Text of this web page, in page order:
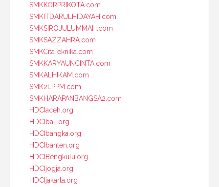
SMKKORPRIKOTA.com
SMKITDARULHIDAYAH.com
SMKSIROJULUMMAH.com
SMKSAZZAHRA.com
SMKCitaTeknika.com
SMKKARYAUNCINTA.com
SMKALHIKAM.com
SMK2LPPM.com
SMKHARAPANBANGSA2.com
HDCIaceh.org
HDCIbali.org
HDCIbangka.org
HDCIbanten.org
HDCIBengkulu.org
HDCIjogja.org
HDCIjakarta.org